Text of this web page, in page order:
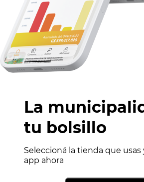
La
tu bolsillo
Seleccioná la tienda que usas
app ahora